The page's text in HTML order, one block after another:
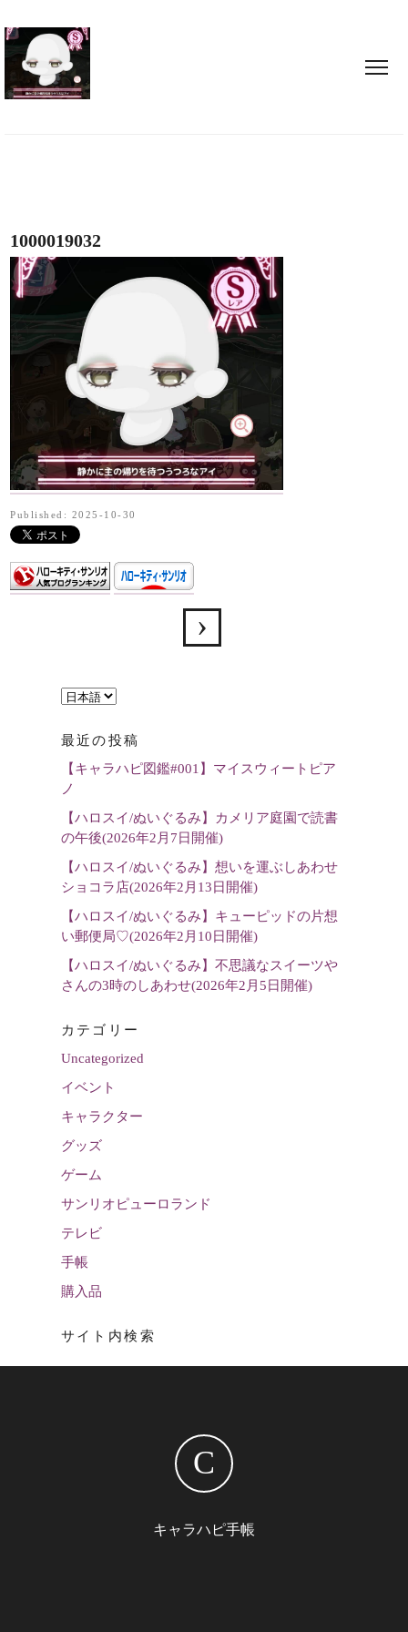
1000019032
Published: 2025-10-30
言
を
選
最近の投稿
【キャラハピ図鑑#001】マイスウィートピア
ノ
【ハロスイ/ぬいぐるみ】カメリア庭園で読書
の午後(2026年2月7日開催)
【ハロスイ/ぬいぐるみ】想いを運ぶしあわせ
ショコラ店(2026年2月13日開催)
【ハロスイ/ぬいぐるみ】キューピッドの片想
い郵便局♡(2026年2月10日開催)
【ハロスイ/ぬいぐるみ】不思議なスイーツや
さんの3時のしあわせ(2026年2月5日開催)
カテゴリー
Uncategorized
イベント
キャラクター
グッズ
ゲーム
サンリオピューロランド
テレビ
手帳
購入品
サイト内検索
C
キャラハピ手帳